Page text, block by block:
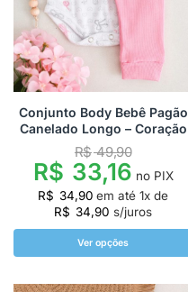
Conjunto Body Bebê Pagão
Canelado Longo – Coração
R$49,90
R$ 33,16 no PIX
R$ 34,90 em até 1x de
R$ 34,90 s/juros
Ver opções